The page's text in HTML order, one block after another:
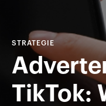
STRATEGIE
TikTok: